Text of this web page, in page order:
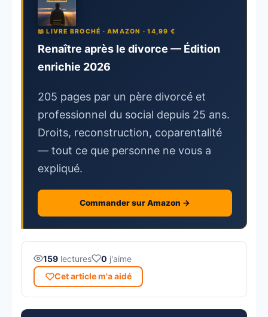
📖 LIVRE BROCHÉ · AMAZON · 14,99 €
Renaître après le divorce — Édition
enrichie 2026
205 pages par un père divorcé et
professionnel du social depuis 25 ans.
Droits, reconstruction, coparentalité
— tout ce que personne ne vous a
expliqué.
Commander sur Amazon →
159 lectures 0 j'aime
Cet article m'a aidé